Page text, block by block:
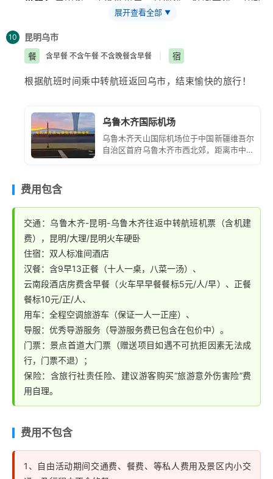
路，看中缅界碑，中缅光明佛寺，光明佛塔，祈福神树，
昆明，结束愉快的西双版纳之旅。
展开查看全部 ▼
10 昆明乌市
餐
含早餐 不含午餐 不含晚餐含早餐 宿
根据航班时间乘中转航班返回乌市，结束愉快的旅行！
乌鲁木齐国际机场
乌鲁木齐天山国际机场位于中国新疆维吾尔
自治区首府乌鲁木齐市西北郊，距离市中心
费用包含
交通：乌鲁木齐-昆明-乌鲁木齐往返中转航班机票（含机建
费），昆明/大理/昆明火车硬卧
住宿：双人标准间酒店
汉餐：含9早13正餐（十人一桌，八菜一汤）、
云南段酒店房费含早餐（火车早早餐餐标5元/人/早）、正餐
餐标10元/正/人、
用车：全程空调旅游车（保证一人一正座）、
导服：优秀导游服务（导游服务费已包含在包价中）。
门票：景点首道大门票（赠送项目如遇不可抗拒因素无法成
行，门票不退）；
保险：含旅行社责任险、建议游客购买“旅游意外伤害险”费
用自理。
费用不包含
1、自由活动期间交通费、餐费、等私人费用及景区内小交